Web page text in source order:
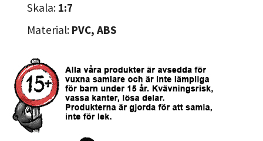
Skala: 1:7
Material: PVC, ABS